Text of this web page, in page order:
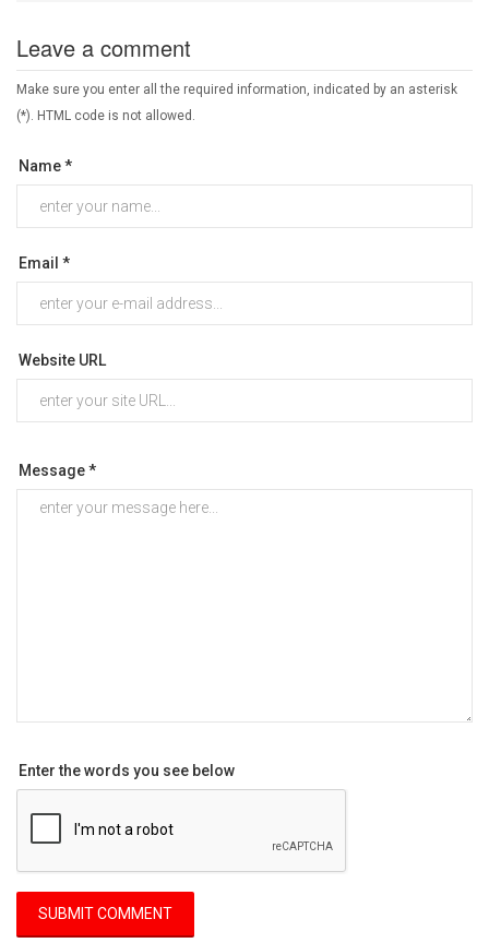
Leave a comment
Make sure you enter all the required information, indicated by an asterisk
(*). HTML code is not allowed.
Name *
Email *
Website URL
Message *
Enter the words you see below